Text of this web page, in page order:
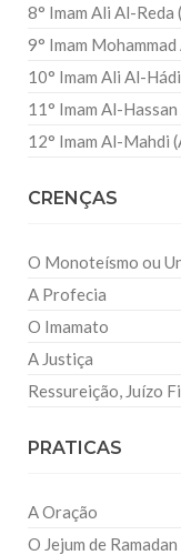
8° Imam Ali Al-Reda
9° Imam Mohammad
10° Imam Ali Al-Hádi
11° Imam Al-
12° Imam Al-Mahdi
CRENÇAS
O Monoteísmo ou
A Profecia
O Imamato
A Justiça
Ressureição, Juízo
PRATICAS
A Oração
O Jejum de Ramadan